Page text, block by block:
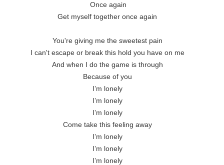
Once again
Get myself together once again
You're giving me the sweetest pain
I can't escape or break this hold you have on me
And when I do the game is through
Because of you
I’m lonely
I’m lonely
I’m lonely
Come take this feeling away
I’m lonely
I’m lonely
I’m lonely